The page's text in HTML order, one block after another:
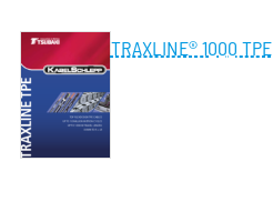
TRAXLINE® 1000 TPE